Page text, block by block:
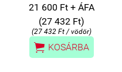
21 600 Ft + ÁFA
(27 432 Ft)
(27 432 Ft / vödör)
 KOSÁRBA